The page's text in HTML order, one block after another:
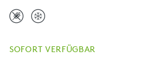
SOFORT VERFÜGBAR